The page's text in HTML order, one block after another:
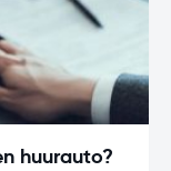
huurauto?